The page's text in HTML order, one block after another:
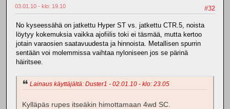
#32
03.01.10 - klo: 19.10
No kyseessähä on jatkettu Hyper ST vs. jatkettu CTR.5, noista
löytyy kokemuksia vaikka ajofiilis toki ei täsmää, mutta kertoo
jotain varaosien saatavuudesta ja hinnoista. Metallisen spurrin
sentään voi molemmissa vaihtaa nyloniseen jos se pärinä
häiritsee.
Lainaus käyttäjältä: Duster1 - 02.01.10 - klo: 23.05
Kylläpäs rupes itseäkin himottamaan 4wd SC.